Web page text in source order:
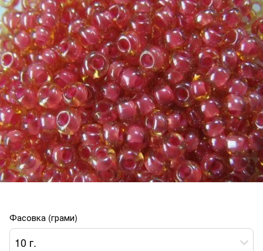
Фасовка (грами)
10 г.